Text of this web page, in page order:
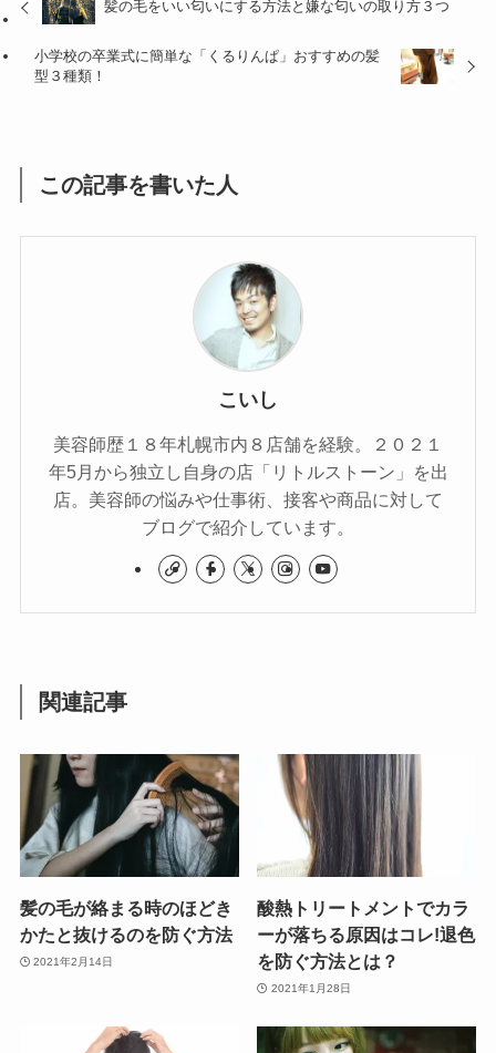
髪の毛をいい匂いにする方法と嫌な匂いの取り方３つ
小学校の卒業式に簡単な「くるりんぱ」おすすめの髪
型３種類！
この記事を書いた人
こいし
美容師歴１８年札幌市内８店舗を経験。２０２１
年5月から独立し自身の店「リトルストーン」を出
店。美容師の悩みや仕事術、接客や商品に対して
ブログで紹介しています。
関連記事
髪の毛が絡まる時のほどき
かたと抜けるのを防ぐ方法
2021年2月14日
酸熱トリートメントでカラ
ーが落ちる原因はコレ!退色
を防ぐ方法とは？
2021年1月28日